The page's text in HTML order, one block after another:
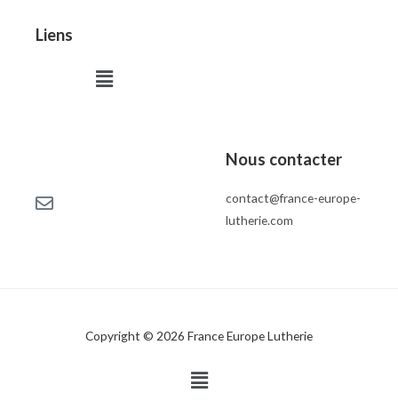
Liens
Menu
Nous contacter
contact@france-europe-
lutherie.com
Copyright © 2026 France Europe Lutherie
Menu